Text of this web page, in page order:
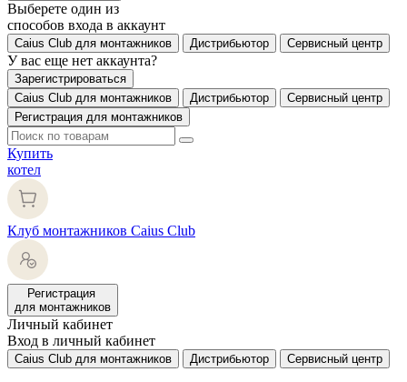
Выберете один из
способов входа в аккаунт
Caius Club для монтажников Дистрибьютор Сервисный центр
У вас еще нет аккаунта?
Зарегистрироваться
Caius Club для монтажников
Дистрибьютор
Сервисный центр
Регистрация для монтажников
Купить
котел
Клуб монтажников Caius Club
Регистрация
для монтажников
Личный кабинет
Вход в личный кабинет
Caius Club для монтажников Дистрибьютор Сервисный центр